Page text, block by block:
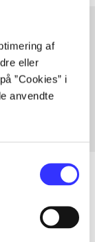
af
eller
”Cookies” i
anvendte